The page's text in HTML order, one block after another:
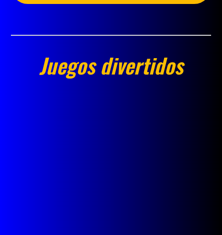
Juegos divertidos